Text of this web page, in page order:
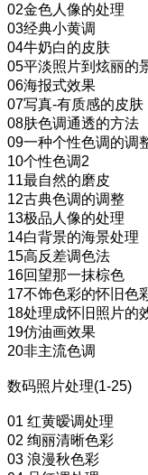
02金色人像的处理
03经典小黄调
04牛奶白的皮肤
05平淡照片到炫丽的
06海报式效果
07写真-有质感的皮肤
08肤色调通透的方法
09一种个性色调的调
10个性色调2
11最自然的磨皮
12古典色调的调整
13极品人像的处理
14白背景的海景处理
15高反差调色法
16回望那一抹棕色
17不饰色彩的怀旧色
18处理成怀旧照片的
19仿油画效果
20非主流色调
数码照片处理(1-25)
01 红黄暧调处理
02 绚丽清晰色彩
03 浪漫秋色彩